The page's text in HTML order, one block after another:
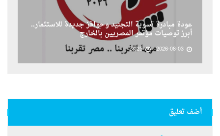
عودة مبادرة تسوية التجنيد وحوافز جديدة للاستثمار..
أبرز توصيات مؤتمر المصريين بالخارج
2026-08-03
23:25
أضف تعليق